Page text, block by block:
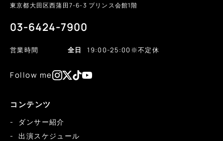
東京都大田区西蒲田7-6-3 プリンス会館1階
03-6424-7900
営業時間 全日 19:00-25:00 ※不定休
Follow me
コンテンツ
ダンサー紹介
出演スケジュール